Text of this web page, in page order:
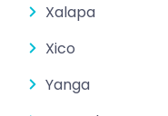
Xalapa
Xico
Yanga